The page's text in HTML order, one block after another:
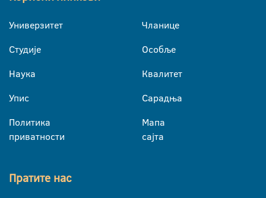
Универзитет
Студије
Наука
Упис
Политика
приватности
Чланице
Особље
Квалитет
Сарадња
Мапа
сајта
Пратите нас